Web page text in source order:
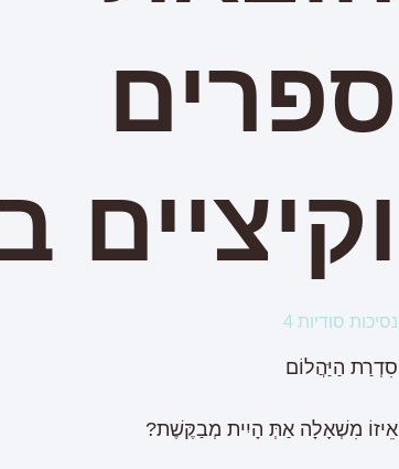
וקיציים
נסיכות סודיות 4
סִדְרַת הַיַּהֲלוֹם
אֵיזוֹ מִשְׁאָלָה אַתְּ הָיִית מְבַקֶּשֶׁת?